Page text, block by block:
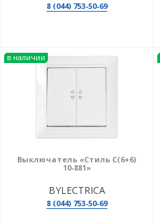
8 (044) 753-50-69
в наличии
Выключатель «Стиль С(6+6)
10-881»
BYLECTRICA
8 (044) 753-50-69